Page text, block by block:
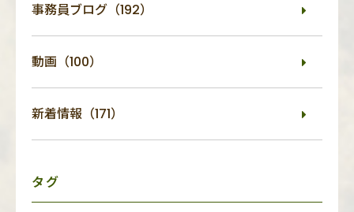
事務員ブログ（192）
動画（100）
新着情報（171）
タグ